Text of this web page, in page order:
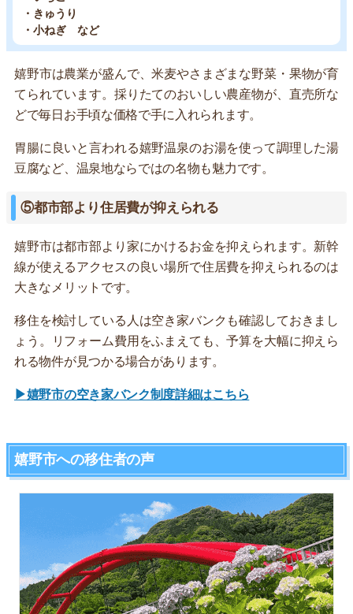
・きゅうり
・小ねぎ など
嬉野市は農業が盛んで、米麦やさまざまな野菜・果物が育
てられています。採りたてのおいしい農産物が、直売所な
どで毎日お手頃な価格で手に入れられます。
胃腸に良いと言われる嬉野温泉のお湯を使って調理した湯
豆腐など、温泉地ならではの名物も魅力です。
⑤都市部より住居費が抑えられる
嬉野市は都市部より家にかけるお金を抑えられます。新幹
線が使えるアクセスの良い場所で住居費を抑えられるのは
大きなメリットです。
移住を検討している人は空き家バンクも確認しておきまし
ょう。リフォーム費用をふまえても、予算を大幅に抑えら
れる物件が見つかる場合があります。
▶嬉野市の空き家バンク制度詳細はこちら
嬉野市への移住者の声